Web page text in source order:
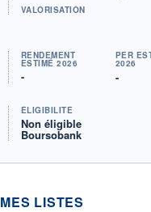
VALORISATION
RENDEMENT
ESTIMÉ 2026
-
PER
2026
-
ÉLIGIBILITÉ
Non éligible
Boursobank
MES LISTES